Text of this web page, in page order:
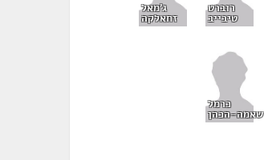
רוברט
טיבייב
ג'מאל
זחאלקה
כרמל
שאמה-הכהן